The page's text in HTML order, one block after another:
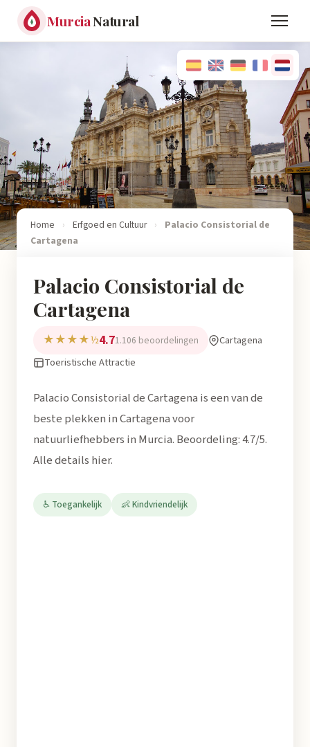
MurciaNatural
Home › Erfgoed en Cultuur ›
Palacio Consistorial de
Cartagena
Palacio Consistorial de
Cartagena
★★★★½4.71.106 beoordelingen
Cartagena
Toeristische Attractie
Palacio Consistorial de Cartagena is een van de
beste plekken in Cartagena voor
natuurliefhebbers in Murcia. Beoordeling: 4.7/5.
Alle details hier.
♿ Toegankelijk 👶 Kindvriendelijk